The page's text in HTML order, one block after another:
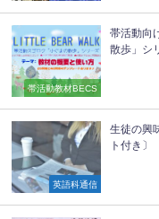
帯活動教材BECS
帯活動向
散歩」シ
英語科通信
生徒の興
ト付き〕